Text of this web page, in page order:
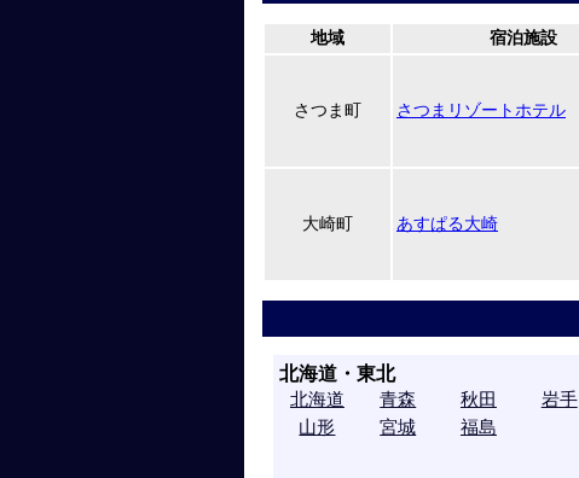
地域 宿泊施設
さつま町 さつまリゾートホテル
大崎町 あすぱる大崎
北海道・東北
北海道 青森 秋田
岩手
山形
宮城 福島